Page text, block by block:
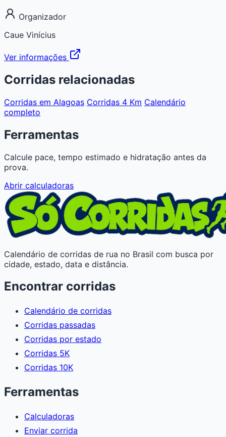
Organizador
Caue Vinícius
Ver informações
Corridas relacionadas
Corridas em Alagoas Corridas 4 Km Calendário
completo
Ferramentas
Calcule pace, tempo estimado e hidratação antes da
prova.
Abrir calculadoras
Calendário de corridas de rua no Brasil com busca por
cidade, estado, data e distância.
Encontrar corridas
Calendário de corridas
Corridas passadas
Corridas por estado
Corridas 5K
Corridas 10K
Ferramentas
Calculadoras
Enviar corrida